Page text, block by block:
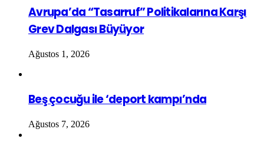
Avrupa’da “Tasarruf” Politikalarına Karşı
Grev Dalgası Büyüyor
Ağustos 1, 2026
Beş çocuğu ile ‘deport kampı’nda
Ağustos 7, 2026